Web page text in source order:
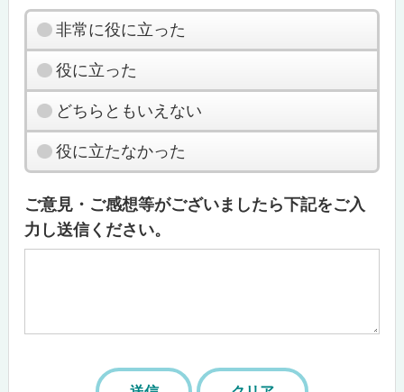
非常に役に立った
役に立った
どちらともいえない
役に立たなかった
ご意見・ご感想等がございましたら下記をご入
力し送信ください。